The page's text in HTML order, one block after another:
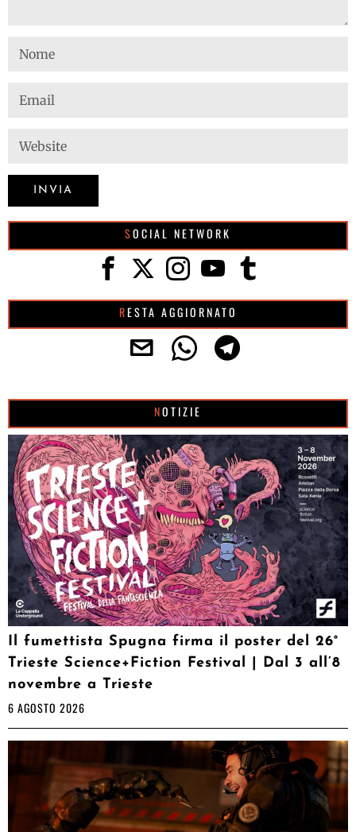
SOCIAL NETWORK
RESTA AGGIORNATO
NOTIZIE
Il fumettista Spugna firma il poster del 26°
Trieste Science+Fiction Festival | Dal 3 all’8
novembre a Trieste
6 AGOSTO 2026